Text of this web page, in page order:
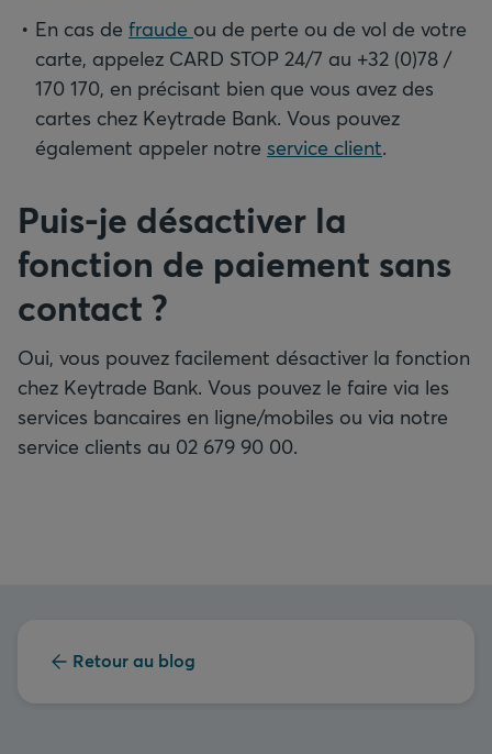
En cas de fraude ou de perte ou de vol de votre
carte, appelez CARD STOP 24/7 au +32 (0)78 /
170 170, en précisant bien que vous avez des
cartes chez Keytrade Bank. Vous pouvez
également appeler notre service client.
Puis-je désactiver la
fonction de paiement sans
contact ?
Oui, vous pouvez facilement désactiver la fonction
chez Keytrade Bank. Vous pouvez le faire via les
services bancaires en ligne/mobiles ou via notre
service clients au 02 679 90 00.
Retour au blog